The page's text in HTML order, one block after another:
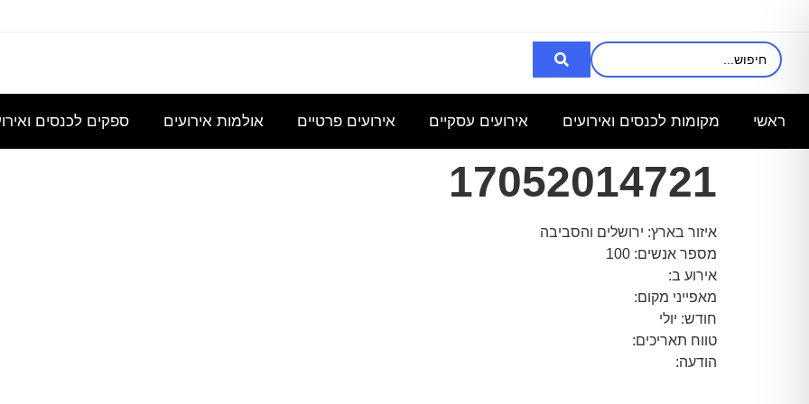
באולם/חלל
ל100 איש
שבוע
לעובדים
ב-30.6.25
אולם/
כיתה
איש,
לצורך
שיכול
להכיל עד
3000
לגבי כנס
לכ- 100
להשכיר
אולם/
כיתה
הצעת
מחיר
בסיסית
לקבל
הצעת
מחיר
מחיר
עבור כנס
מנהלי
ראשי מקומות לכנסים ואירועים אירועים עסקיים אירועים פרטיים אולמות אירועים ספקים לכנסים
17052014721
איזור בארץ: ירושלים והסביבה
מספר אנשים: 100
אירוע ב:
מאפייני מקום:
חודש: יולי
טווח תאריכים:
הודעה: